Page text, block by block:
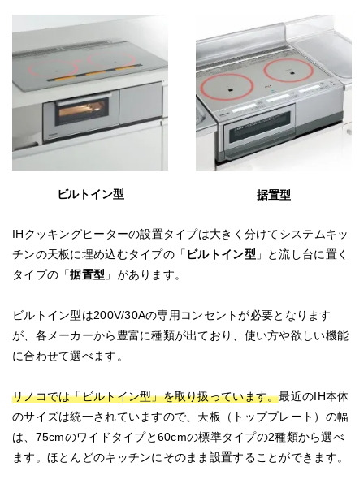
ビルトイン型 据置型
IHクッキングヒーターの設置タイプは大きく分けてシステムキッ
チンの天板に埋め込むタイプの「ビルトイン型 」と流し台に置く
タイプの「据置型 」があります。
ビルトイン型は200V/30Aの専用コンセントが必要となります
が、各メーカーから豊富に種類が出ており、使い方や欲しい機能
に合わせて選べます。
リノコでは「ビルトイン型」を取り扱っています。最近のIH本体
のサイズは統一されていますので、天板（トッププレート）の幅
は、75cmのワイドタイプと60cmの標準タイプの2種類から選べ
ます。ほとんどのキッチンにそのまま設置することができます。